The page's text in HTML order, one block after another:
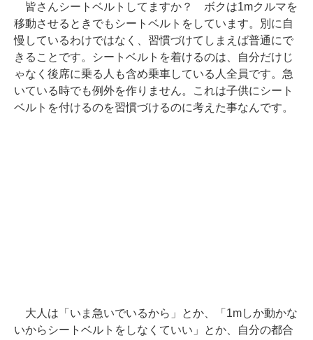
皆さんシートベルトしてますか？ ボクは1mクルマを
移動させるときでもシートベルトをしています。別に自
慢しているわけではなく、習慣づけてしまえば普通にで
きることです。シートベルトを着けるのは、自分だけじ
ゃなく後席に乗る人も含め乗車している人全員です。急
いている時でも例外を作りません。これは子供にシート
ベルトを付けるのを習慣づけるのに考えた事なんです。
大人は「いま急いでいるから」とか、「1mしか動かな
いからシートベルトをしなくていい」とか、自分の都合